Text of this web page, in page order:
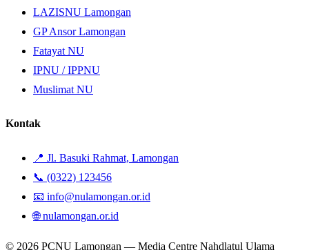
LAZISNU Lamongan
GP Ansor Lamongan
Fatayat NU
IPNU / IPPNU
Muslimat NU
Kontak
📍 Jl. Basuki Rahmat, Lamongan
📞 (0322) 123456
📧 info@nulamongan.or.id
🌐 nulamongan.or.id
© 2026 PCNU Lamongan — Media Centre Nahdlatul Ulama